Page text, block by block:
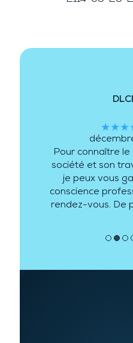
Pour connaître
société et son
je peux vous
conscience
rendez-vous. De
●●